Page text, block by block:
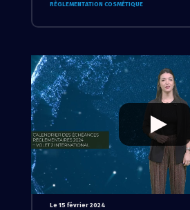
RÈGLEMENTATION COSMÉTIQUE
Le 15 février 2024